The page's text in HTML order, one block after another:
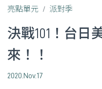
亮點單元
派對季
決戰101！台日
來！！
2020.Nov.17